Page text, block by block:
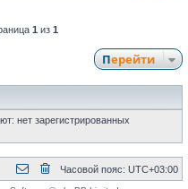
1 из 1
Перейти
нет зарегистрированных
Часовой пояс: UTC+03:00